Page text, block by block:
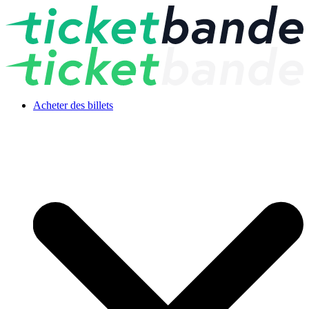
Acheter des billets